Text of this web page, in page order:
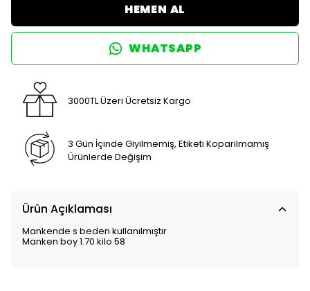
HEMEN AL
WHATSAPP
3000TL Üzeri Ücretsiz Kargo
3 Gün İçinde Giyilmemiş, Etiketi Koparılmamış
Ürünlerde Değişim
Ürün Açıklaması
Mankende s beden kullanılmıştır
Manken boy 1.70 kilo 58